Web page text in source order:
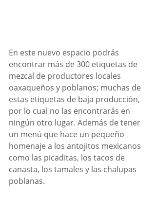
En este nuevo espacio podrás
encontrar más de 300 etiquetas de
mezcal de productores locales
oaxaqueños y poblanos; muchas de
estas etiquetas de baja producción,
por lo cual no las encontrarás en
ningún otro lugar. Además de tener
un menú que hace un pequeño
homenaje a los antojitos mexicanos
como las picaditas, los tacos de
canasta, los tamales y las chalupas
poblanas.